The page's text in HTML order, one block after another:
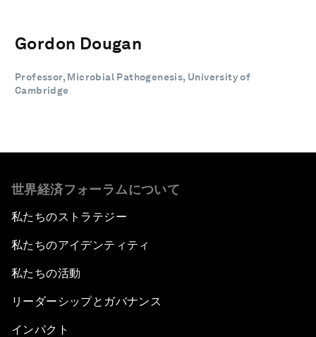
Gordon Dougan
Professor, Microbial Pathogenesis, University of
Cambridge
世界経済フォーラムについて
私たちのストラテジー
私たちのアイデンティティ
私たちの活動
リーダーシップとガバナンス
インパクト